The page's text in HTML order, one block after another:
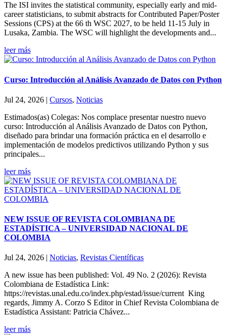
The ISI invites the statistical community, especially early and mid-
career statisticians, to submit abstracts for Contributed Paper/Poster
Sessions (CPS) at the 66 th WSC 2027, to be held 11-15 July in
Lusaka, Zambia. The WSC will highlight the developments and...
leer más
Curso: Introducción al Análisis Avanzado de Datos con Python
Jul 24, 2026 | Cursos, Noticias
Estimados(as) Colegas: Nos complace presentar nuestro nuevo
curso: Introducción al Análisis Avanzado de Datos con Python,
diseñado para brindar una formación práctica en el desarrollo e
implementación de modelos predictivos utilizando Python y sus
principales...
leer más
NEW ISSUE OF REVISTA COLOMBIANA DE
ESTADÍSTICA – UNIVERSIDAD NACIONAL DE
COLOMBIA
Jul 24, 2026 | Noticias, Revistas Científicas
A new issue has been published: Vol. 49 No. 2 (2026): Revista
Colombiana de Estadística Link:
https://revistas.unal.edu.co/index.php/estad/issue/current King
regards, Jimmy A. Corzo S Editor in Chief Revista Colombiana de
Estadística Assistant: Patricia Chávez...
leer más